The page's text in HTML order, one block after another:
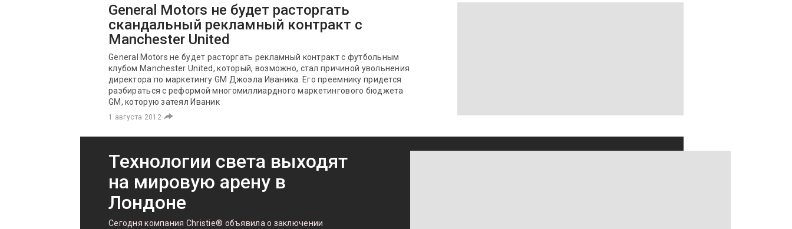
General Motors не будет расторгать
скандальный рекламный контракт с
Manchester United
General Motors не будет расторгать рекламный контракт с футбольным
клубом Manchester United, который, возможно, стал причиной увольнения
директора по маркетингу GM Джоэла Иваника. Его преемнику придется
разбираться с реформой многомиллиардного маркетингового бюджета
GM, которую затеял Иваник
1 августа 2012
Технологии света выходят
на мировую арену в
Лондоне
Сегодня компания Christie® объявила о заключении